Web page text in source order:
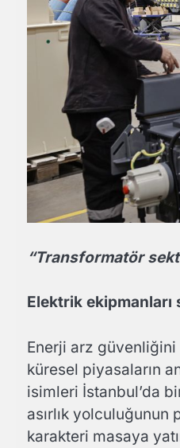
“Transformatör
Elektrik
Enerji arz güvenliğini
küresel piyasaların
isimleri İstanbul’da
asırlık yolculuğunun
karakteri masaya